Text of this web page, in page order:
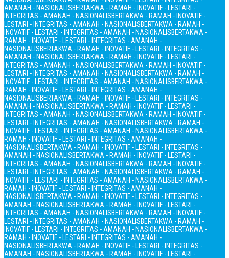
AMANAH - NASIONALISBERTAKWA - RAMAH - INOVATIF - LESTARI -
INTEGRITAS - AMANAH - NASIONALISBERTAKWA - RAMAH - INOVATIF -
LESTARI - INTEGRITAS - AMANAH - NASIONALISBERTAKWA - RAMAH -
INOVATIF - LESTARI - INTEGRITAS - AMANAH - NASIONALISBERTAKWA -
RAMAH - INOVATIF - LESTARI - INTEGRITAS - AMANAH -
NASIONALISBERTAKWA - RAMAH - INOVATIF - LESTARI - INTEGRITAS -
AMANAH - NASIONALISBERTAKWA - RAMAH - INOVATIF - LESTARI -
INTEGRITAS - AMANAH - NASIONALISBERTAKWA - RAMAH - INOVATIF -
LESTARI - INTEGRITAS - AMANAH - NASIONALISBERTAKWA - RAMAH -
INOVATIF - LESTARI - INTEGRITAS - AMANAH - NASIONALISBERTAKWA -
RAMAH - INOVATIF - LESTARI - INTEGRITAS - AMANAH -
NASIONALISBERTAKWA - RAMAH - INOVATIF - LESTARI - INTEGRITAS -
AMANAH - NASIONALISBERTAKWA - RAMAH - INOVATIF - LESTARI -
INTEGRITAS - AMANAH - NASIONALISBERTAKWA - RAMAH - INOVATIF -
LESTARI - INTEGRITAS - AMANAH - NASIONALISBERTAKWA - RAMAH -
INOVATIF - LESTARI - INTEGRITAS - AMANAH - NASIONALISBERTAKWA -
RAMAH - INOVATIF - LESTARI - INTEGRITAS - AMANAH -
NASIONALISBERTAKWA - RAMAH - INOVATIF - LESTARI - INTEGRITAS -
AMANAH - NASIONALISBERTAKWA - RAMAH - INOVATIF - LESTARI -
INTEGRITAS - AMANAH - NASIONALISBERTAKWA - RAMAH - INOVATIF -
LESTARI - INTEGRITAS - AMANAH - NASIONALISBERTAKWA - RAMAH -
INOVATIF - LESTARI - INTEGRITAS - AMANAH - NASIONALISBERTAKWA -
RAMAH - INOVATIF - LESTARI - INTEGRITAS - AMANAH -
NASIONALISBERTAKWA - RAMAH - INOVATIF - LESTARI - INTEGRITAS -
AMANAH - NASIONALISBERTAKWA - RAMAH - INOVATIF - LESTARI -
INTEGRITAS - AMANAH - NASIONALISBERTAKWA - RAMAH - INOVATIF -
LESTARI - INTEGRITAS - AMANAH - NASIONALISBERTAKWA - RAMAH -
INOVATIF - LESTARI - INTEGRITAS - AMANAH - NASIONALISBERTAKWA -
RAMAH - INOVATIF - LESTARI - INTEGRITAS - AMANAH -
NASIONALISBERTAKWA - RAMAH - INOVATIF - LESTARI - INTEGRITAS -
AMANAH - NASIONALISBERTAKWA - RAMAH - INOVATIF - LESTARI -